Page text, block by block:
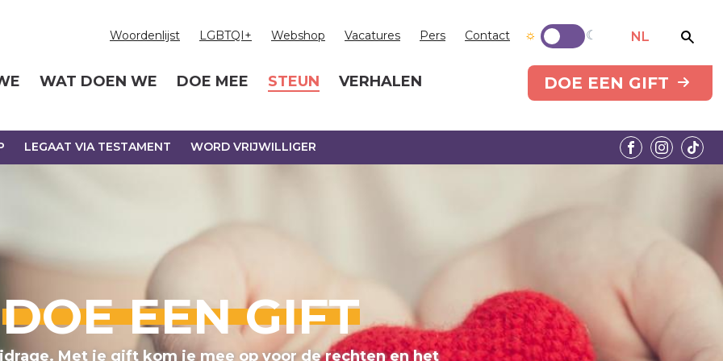
Woordenlijst LGBTQI+ Webshop Vacatures Pers Contact NL
WAT DOEN WE DOE MEE STEUN VERHALEN DOE EEN GIFT
LEGAAT VIA TESTAMENT WORD VRIJWILLIGER
DOE EEN GIFT
Met je gift kom je mee op voor de rechten en het